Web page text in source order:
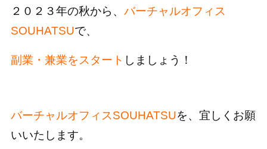
２０２３年の秋から、 バーチャルオフィス
SOUHATSUで、
副業・兼業をスタート しましょう！
バーチャルオフィスSOUHATSUを、宜しくお願
いいたします。